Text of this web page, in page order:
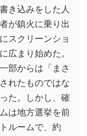
き込みをした人
が鎮火に乗り出
スクリーンショ
広まり始めた。
部からは「まさ
れたものではな
た。しかし、確
は地方選挙を前
ルームで、約